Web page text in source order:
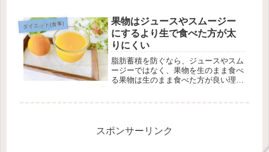
取...
ダイエット(食事)
果物はジュースやスムージー
にするより生で食べた方が太
りにくい
脂肪蓄積を防ぐなら、ジュースやスム
ージーではなく、果物を生のまま食べ
る果物は生のまま食べた方が良い理由
が...
スポンサーリンク